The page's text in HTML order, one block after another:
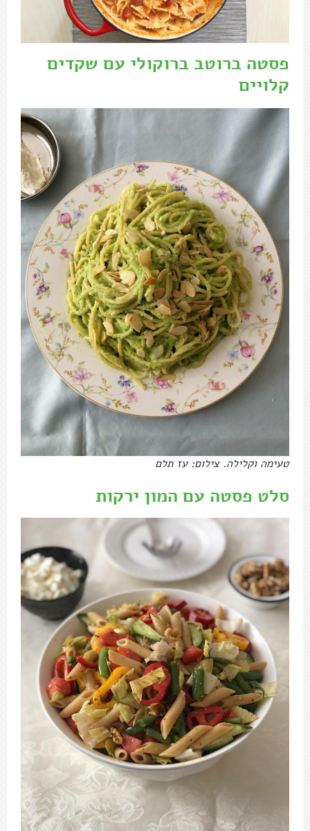
פסטה ברוטב ברוקולי עם שקדים
קלויים
טעימה וקלילה. צילום: עז תלם
סלט פסטה עם המון ירקות